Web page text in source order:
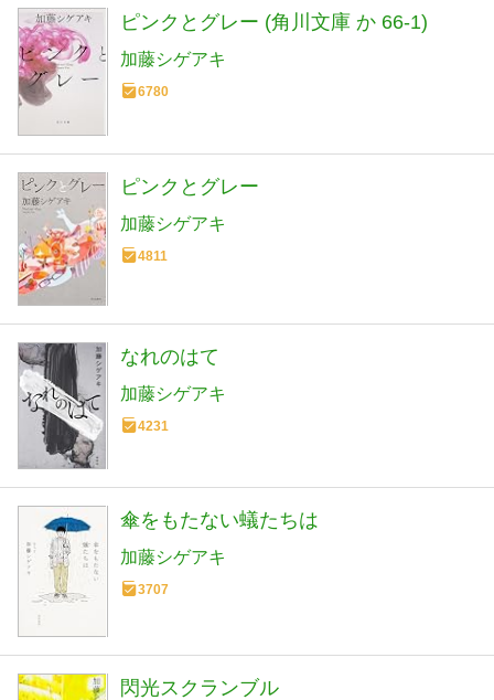
ピンクとグレー (角川文庫 か 66-1)
加藤シゲアキ
6780
ピンクとグレー
加藤シゲアキ
4811
なれのはて
加藤シゲアキ
4231
傘をもたない蟻たちは
加藤シゲアキ
3707
閃光スクランブル